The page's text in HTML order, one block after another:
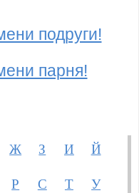
подруги!
парня!
Ж З И
Й
Р С Т
У